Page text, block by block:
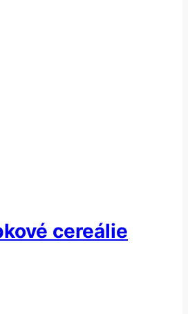
cereálie